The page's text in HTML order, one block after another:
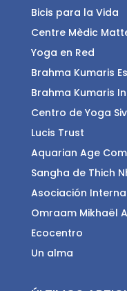
Bicis para la Vida
Centre Mèdic
Yoga en Red
Brahma Kumaris
Brahma Kumaris
Centro de Yoga
Lucis Trust
Aquarian Age
Sangha de Thich
Asociación
Omraam Mikhaël
Ecocentro
Un alma